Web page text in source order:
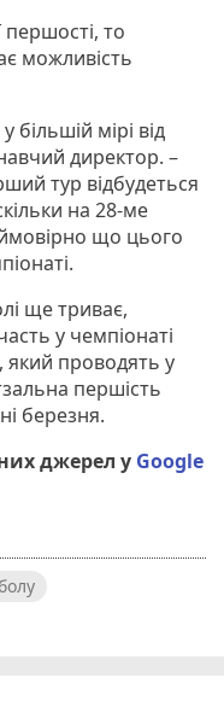
то
можливість
мірі від
директор. –
тур відбудеться
на 28-ме
що цього
ще триває,
у чемпіонаті
який проводять у
першість
березня.
джерел у Google